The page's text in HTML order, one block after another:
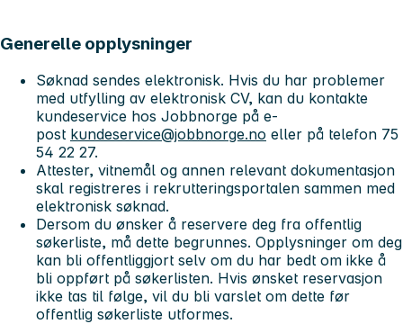
Generelle opplysninger
Søknad sendes elektronisk. Hvis du har problemer
med utfylling av elektronisk CV, kan du kontakte
kundeservice hos Jobbnorge på e-
post kundeservice@jobbnorge.no eller på telefon 75
54 22 27.
Attester, vitnemål og annen relevant dokumentasjon
skal registreres i rekrutteringsportalen sammen med
elektronisk søknad.
Dersom du ønsker å reservere deg fra offentlig
søkerliste, må dette begrunnes. Opplysninger om deg
kan bli offentliggjort selv om du har bedt om ikke å
bli oppført på søkerlisten. Hvis ønsket reservasjon
ikke tas til følge, vil du bli varslet om dette før
offentlig søkerliste utformes.